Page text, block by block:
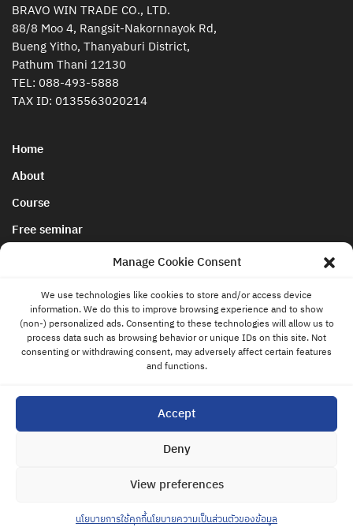
Manage Cookie Consent
We use technologies like cookies to store and/or access device
information. We do this to improve browsing experience and to show
(non-) personalized ads. Consenting to these technologies will allow us to
process data such as browsing behavior or unique IDs on this site. Not
consenting or withdrawing consent, may adversely affect certain features
and functions.
Accept
Deny
View preferences
นโยบายการใช้คุกกี้นโยบายความเป็นส่วนตัวของข้อมูล
BRAVO WIN TRADE CO., LTD.
88/8 Moo 4, Rangsit-Nakornnayok Rd,
Bueng Yitho, Thanyaburi District,
Pathum Thani 12130
TEL: 088-493-5888
TAX ID: 0135563020214
Home
About
Course
Free seminar
นโยบายการยกเลิกและคืนเงิน
Blog & News
Store
Contact
Academy
us